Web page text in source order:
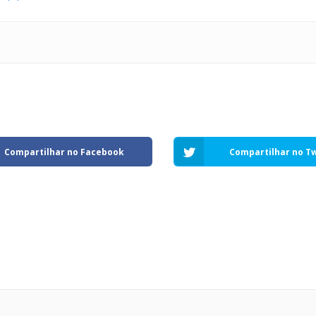
Compartilhar no Facebook Compartilhar no